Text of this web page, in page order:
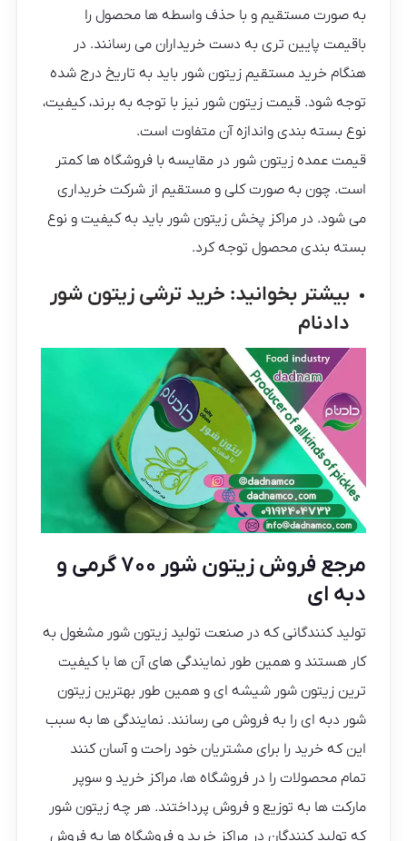
به صورت مستقیم و با حذف واسطه ها محصول را
باقیمت پایین تری به دست خریداران می رسانند. در
هنگام خرید مستقیم زیتون شور باید به تاریخ درج شده
توجه شود. قیمت زیتون شور نیز با توجه به برند، کیفیت،
نوع بسته بندی واندازه آن متفاوت است.
قیمت عمده زیتون شور در مقایسه با فروشگاه ها کمتر
است. چون به صورت کلی و مستقیم از شرکت خریداری
می شود. در مراکز پخش زیتون شور باید به کیفیت و نوع
بسته بندی محصول توجه کرد.
بیشتر بخوانید: خرید ترشی زیتون شور
دادنام
مرجع فروش زیتون شور ۷۰۰ گرمی و
دبه ای
تولید کنندگانی که در صنعت تولید زیتون شور مشغول به
کار هستند و همین طور نمایندگی های آن ها با کیفیت
ترین زیتون شور شیشه ای و همین طور بهترین زیتون
شور دبه ای را به فروش می رسانند. نمایندگی ها به سبب
این که خرید را برای مشتریان خود راحت و آسان کنند
تمام محصولات را در فروشگاه ها، مراکز خرید و سوپر
مارکت ها به توزیع و فروش پرداختند‌. هر چه زیتون شور
که تولید کنندگان در مراکز خرید و فروشگاه ها به فروش